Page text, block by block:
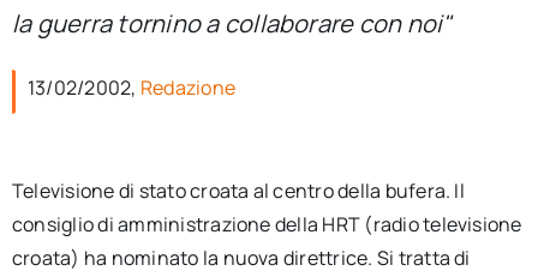
Newsletter
Ita
la guerra tornino a collaborare con noi"
13/02/2002, Redazione
Televisione di stato croata al centro della bufera. Il
consiglio di amministrazione della HRT (radio televisione
croata) ha nominato la nuova direttrice. Si tratta di